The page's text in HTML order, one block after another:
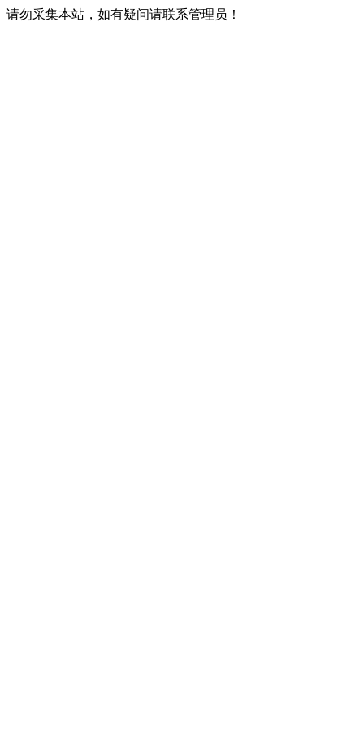
请勿采集本站，如有疑问请联系管理员！